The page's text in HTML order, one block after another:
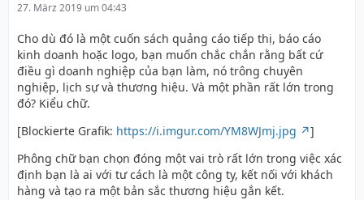
27. März 2019 um 04:43
Cho dù đó là một cuốn sách quảng cáo tiếp thị, báo cáo
kinh doanh hoặc logo, bạn muốn chắc chắn rằng bất cứ
điều gì doanh nghiệp của bạn làm, nó trông chuyên
nghiệp, lịch sự và thương hiệu. Và một phần rất lớn trong
đó? Kiểu chữ.
[Blockierte Grafik: https://i.imgur.com/YM8WJmj.jpg
]
Phông chữ bạn chọn đóng một vai trò rất lớn trong việc xác
định bạn là ai với tư cách là một công ty, kết nối với khách
hàng và tạo ra một bản sắc thương hiệu gắn kết.